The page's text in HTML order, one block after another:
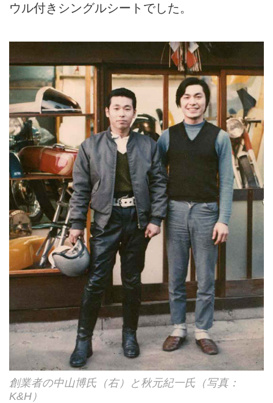
ウル付きシングルシートでした。
創業者の中山博氏（右）と秋元紀一氏（写真：
K&H）